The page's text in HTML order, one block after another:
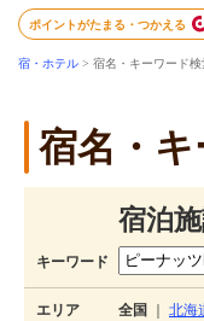
ポイントがたまる・つかえる
宿・ホテル > 宿名・キーワード検
宿名・
宿泊
キーワード
エリア 全国 北海